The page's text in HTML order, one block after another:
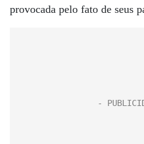
provocada pelo fato de seus